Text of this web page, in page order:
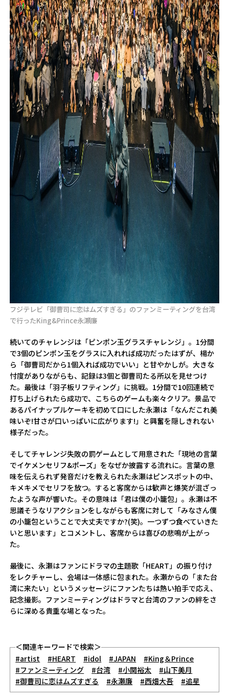
フジテレビ「御曹司に恋はムズすぎる」のファンミーティングを台湾
で行ったKing&Prince永瀬廉
続いてのチャレンジは「ピンポン玉グラスチャレンジ」。1分間
で3個のピンポン玉をグラスに入れれば成功だったはずが、楊か
ら「御曹司だから1個入れば成功でいい」と甘やかしが。大きな
忖度がありながらも、記録は3個と御曹司たる所以を見せつけ
た。最後は「羽子板リフティング」に挑戦。1分間で10回連続で
打ち上げられたら成功で、こちらのゲームも楽々クリア。景品で
あるパイナップルケーキを初めて口にした永瀬は「なんだこれ美
味いぞ!甘さが口いっぱいに広がります!」と興奮を隠しきれない
様子だった。
そしてチャレンジ失敗の罰ゲームとして用意された「現地の言葉
でイケメンセリフ&ポーズ」をなぜか披露する流れに。言葉の意
味を伝えられず発音だけを教えられた永瀬はピンスポットの中、
キメキメでセリフを放つ。すると客席からは歓声と爆笑が混ざっ
たような声が響いた。その意味は「君は僕の小籠包」。永瀬は不
思議そうなリアクションをしながらも客席に対して「みなさん僕
の小籠包ということで大丈夫ですか?(笑)。一つずつ食べていきた
いと思います」とコメントし、客席からは喜びの悲鳴が上がっ
た。
最後に、永瀬はファンにドラマの主題歌「HEART」の振り付け
をレクチャーし、会場は一体感に包まれた。永瀬からの「また台
湾に来たい」というメッセージにファンたちは熱い拍手で応え、
記念撮影。ファンミーティングはドラマと台湾のファンの絆をさ
らに深める貴重な場となった。
＜関連キーワードで検索＞
#artist
#HEART #idol #JAPAN
#King＆Prince
#ファンミーティング
#台湾 #小関裕太
#山下美月
#御曹司に恋はムズすぎる
#永瀬廉 #西畑大吾 #追星